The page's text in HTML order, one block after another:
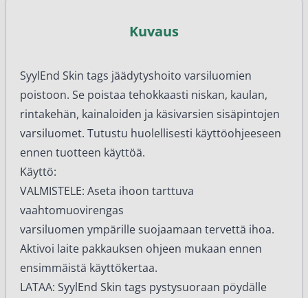
Kuvaus
SyylEnd Skin tags jäädytyshoito varsiluomien
poistoon. Se poistaa tehokkaasti niskan, kaulan,
rintakehän, kainaloiden ja käsivarsien sisäpintojen
varsiluomet. Tutustu huolellisesti käyttöohjeeseen
ennen tuotteen käyttöä.
Käyttö:
VALMISTELE: Aseta ihoon tarttuva
vaahtomuovirengas
varsiluomen ympärille suojaamaan tervettä ihoa.
Aktivoi laite pakkauksen ohjeen mukaan ennen
ensimmäistä käyttökertaa.
LATAA: SyylEnd Skin tags pystysuoraan pöydälle